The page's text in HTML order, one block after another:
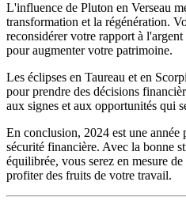
L'influence de Pluton en Verseau
transformation et la régénération.
reconsidérer votre rapport à
pour augmenter votre patrimoine.
Les éclipses en Taureau et en
pour prendre des décisions
aux signes et aux opportunités qui
En conclusion, 2024 est une
sécurité financière. Avec la bonne
équilibrée, vous serez en mesure
profiter des fruits de votre travail.